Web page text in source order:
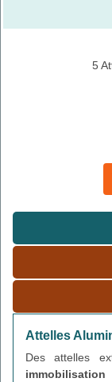
5
Attelles
Des attelles